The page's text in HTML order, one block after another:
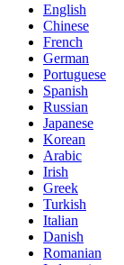
English
Chinese
French
German
Portuguese
Spanish
Russian
Japanese
Korean
Arabic
Irish
Greek
Turkish
Italian
Danish
Romanian